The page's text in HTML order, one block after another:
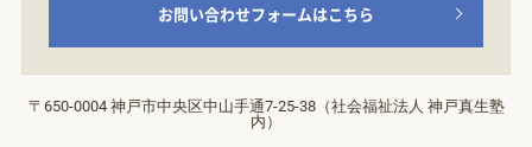
お問い合わせフォームはこちら
〒650-0004 神戸市中央区中山手通7‐25‐38（社会福祉法人 神戸真生塾
内）